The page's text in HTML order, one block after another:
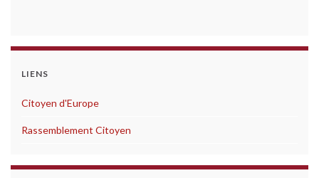
LIENS
Citoyen d'Europe
Rassemblement Citoyen